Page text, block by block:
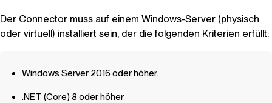
Der Connector muss auf einem Windows-Server (physisch
oder virtuell) installiert sein, der die folgenden Kriterien erfüllt:
Windows Server 2016 oder höher.
.NET (Core) 8 oder höher